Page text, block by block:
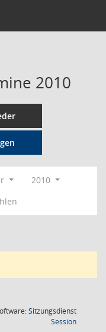
2010
2010
Sitzungsdienst
Session(Wird in